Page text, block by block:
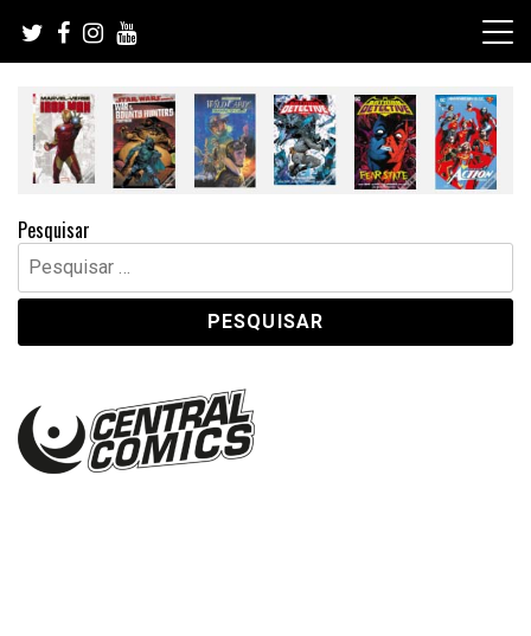
content
Pesquisar
Pesquisar
por: